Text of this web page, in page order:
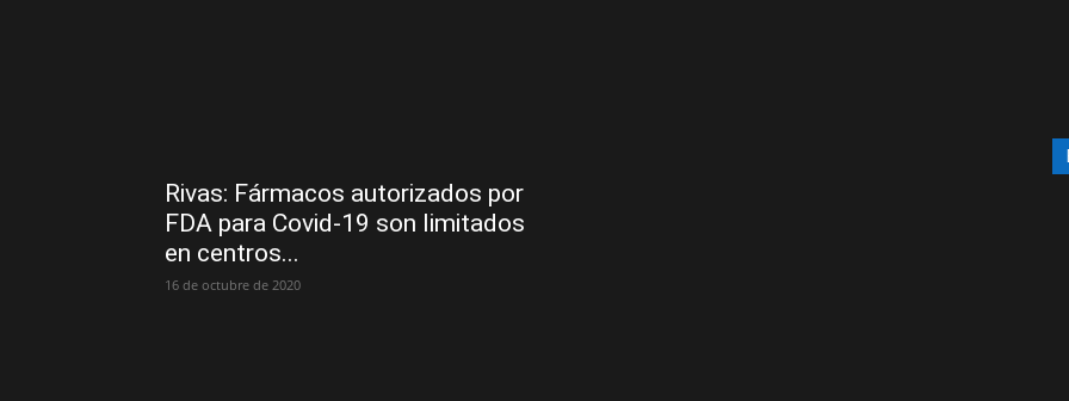
Rivas: Fármacos autorizados por
FDA para Covid-19 son limitados
en centros...
16 de octubre de 2020